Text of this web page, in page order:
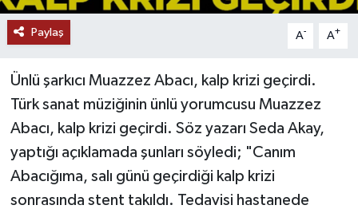
Paylaş A- A+
Ünlü şarkıcı Muazzez Abacı, kalp krizi geçirdi.
Türk sanat müziğinin ünlü yorumcusu Muazzez
Abacı, kalp krizi geçirdi. Söz yazarı Seda Akay,
yaptığı açıklamada şunları söyledi; "Canım
Abacığıma, salı günü geçirdiği kalp krizi
sonrasında stent takıldı. Tedavisi hastanede